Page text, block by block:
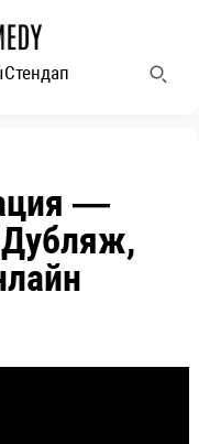
Стендап
—